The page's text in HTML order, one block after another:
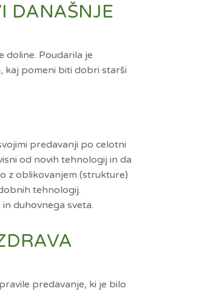
DANAŠNJE
doline. Poudarila je
kaj pomeni biti dobri starši
predavanji po celotni
od novih tehnologij in da
z oblikovanjem (strukture)
tehnologij.
duhovnega sveta.
predavanje, ki je bilo